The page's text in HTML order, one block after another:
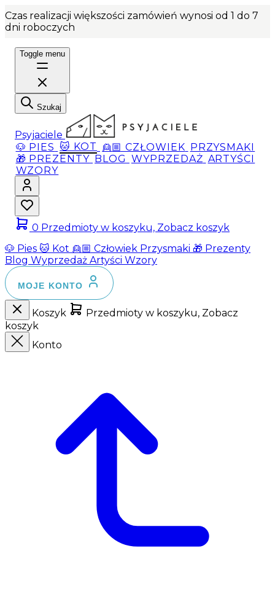
Czas realizacji większości zamówień wynosi od 1 do 7
dni roboczych
Toggle menu
Szukaj
Psyjaciele
🐶 PIES 🐱 KOT 👱🏼 CZŁOWIEK PRZYSMAKI
🎁 PREZENTY BLOG WYPRZEDAŻ ARTYŚCI
WZORY
0 Przedmioty w koszyku, Zobacz koszyk
🐶 Pies 🐱 Kot 👱🏼 Człowiek Przysmaki 🎁 Prezenty
Blog Wyprzedaż Artyści Wzory
MOJE KONTO
Koszyk
Przedmioty w koszyku, Zobacz
koszyk
Konto